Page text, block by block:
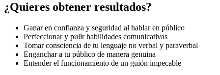
¿Quieres obtener resultados?
Ganar en confianza y seguridad al hablar en público
Perfeccionar y pulir habilidades comunicativas
Tomar consciencia de tu lenguaje no verbal y paraverbal
Enganchar a tu público de manera genuina
Entender el funcionamiento de un guión impecable